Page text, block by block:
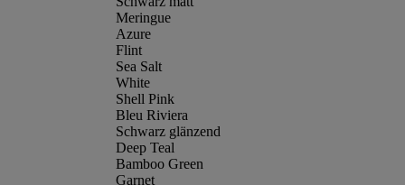
Meringue
Azure
Flint
Sea Salt
White
Shell Pink
Bleu Riviera
Schwarz glänzend
Deep Teal
Bamboo Green
Garnet